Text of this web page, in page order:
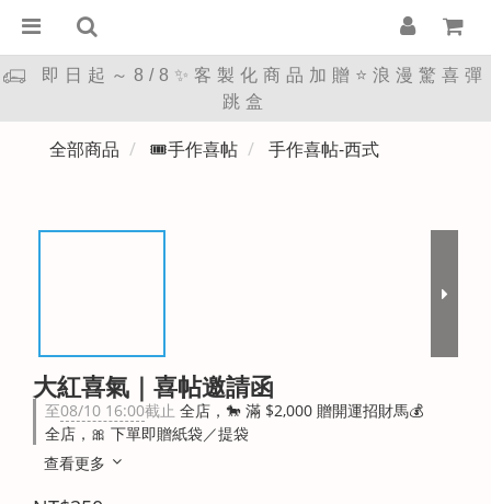
即日起～8/8✨客製化商品加贈⭐浪漫驚喜彈
跳盒
全部商品 🎟️手作喜帖 手作喜帖-西式
大紅喜氣｜喜帖邀請函
至08/10 16:00截止 全店，🐎 滿 $2,000 贈開運招財馬💰
全店，🎀 下單即贈紙袋／提袋
查看更多